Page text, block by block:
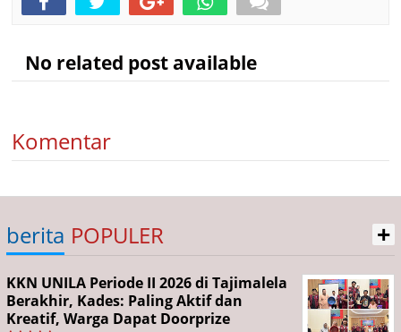
No related post available
Komentar
berita POPULER +
KKN UNILA Periode II 2026 di Tajimalela
Berakhir, Kades: Paling Aktif dan
Kreatif, Warga Dapat Doorprize